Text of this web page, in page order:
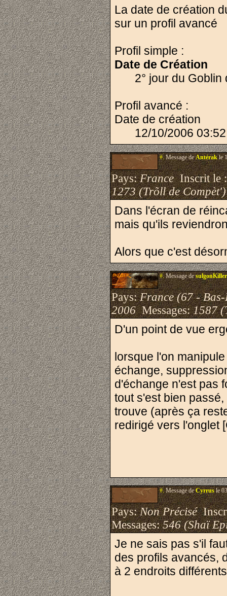
La date de création
sur un profil avancé
Profil simple :
Date de Création
2° jour du
Profil avancé :
Date de création
12/10/2006
#.Message deAntérakle
Pays:FranceInscrit le
1273 (Trõll de Compèt')
Dans l'écran de
mais qu'ils
Alors que c'est
#.Message desulgonKiller
Pays:France (67 -
2006Messages:1587
D'un point de vue
lorsque l'on
échange,
d'échange n'est pas
tout s'est bien
trouve (après ça
redirigé vers l'onglet
#.Message deCyrrusle
Pays:Non Précisé
Messages:546 (Shaï
Je ne sais pas s'il
des profils avancés,
à 2 endroits